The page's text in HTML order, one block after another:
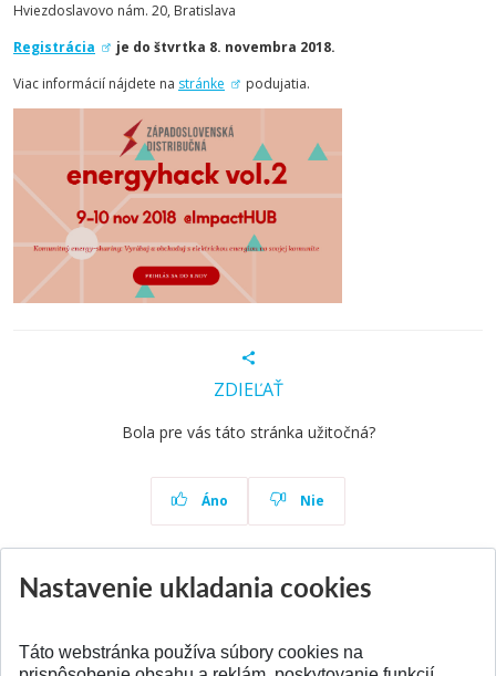
Hviezdoslavovo nám. 20, Bratislava
Registrácia
je do štvrtka 8. novembra 2018.
Viac informácií nájdete na stránke podujatia.
ZDIEĽAŤ
Bola pre vás táto stránka užitočná?
Áno Nie
Nastavenie ukladania cookies
Táto webstránka používa súbory cookies na